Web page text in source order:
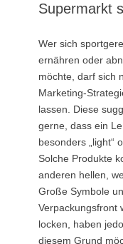
Supermarkt
Wer sich
ernähren oder
möchte, darf sich
Marketing-
lassen. Diese
gerne, dass ein
besonders „light“
Solche Produkte
anderen hellen,
Große Symbole
Verpackungsfront
locken, haben
diesem Grund